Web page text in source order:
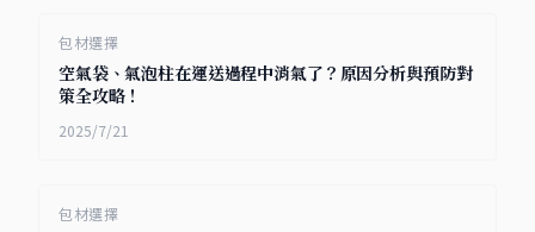
包材選擇
空氣袋、氣泡柱在運送過程中消氣了？原因分析與預防對
策全攻略！
2025/7/21
包材選擇